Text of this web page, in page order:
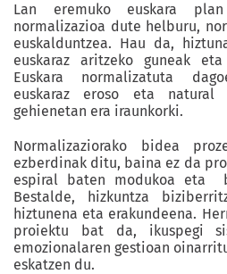
Lan eremuko euskara plan
normalizazioa dute helburu,
euskalduntzea. Hau da,
euskaraz aritzeko guneak
Euskara normalizatuta
euskaraz eroso eta
gehienetan era iraunkorki.
Normalizaziorako bidea
ezberdinak ditu, baina ez da
espiral baten modukoa eta
Bestalde, hizkuntza
hiztunena eta erakundeena.
proiektu bat da, ikuspegi
emozionalaren gestioan
eskatzen du.